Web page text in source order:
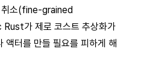
취소(fine-grained
가 제로 코스트 추상화가
액터를 만들 필요를 피하게 해